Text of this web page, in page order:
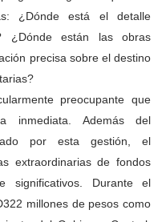
¿Dónde está el detalle
¿Dónde están las obras
precisa sobre el destino
preocupante que
inmediata. Además del
por esta gestión, el
extraordinarias de fondos
significativos. Durante el
millones de pesos como